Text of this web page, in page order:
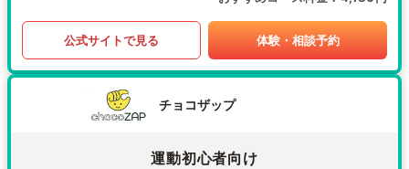
公式サイトで見る 体験・相談予約
チョコザップ
運動初心者向け